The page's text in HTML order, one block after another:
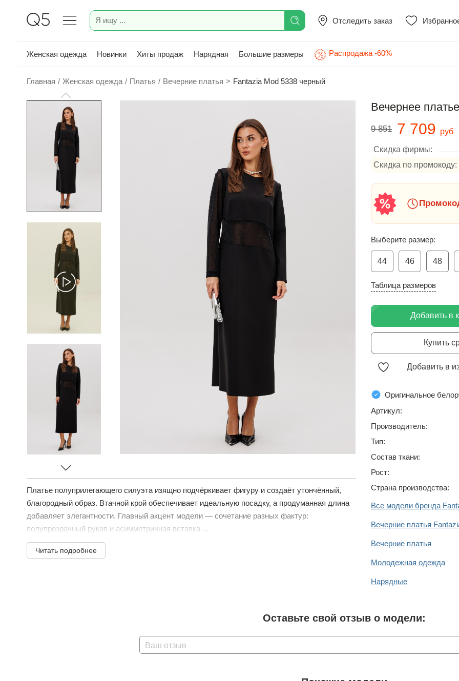
Отследить заказ
Женская одежда Новинки Хиты продаж Нарядная Большие размеры Распродажа -60%
Главная / Женская одежда / Платья / Вечерние платья > Fantazia Mod 5338 черный
Платье полуприлегающего силуэта изящно подчёркивает фигуру и создаёт утончённый,
благородный образ. Втачной крой обеспечивает идеальную посадку, а продуманная длина
добавляет элегантности. Главный акцент модели — сочетание разных фактур:
полупрозрачный рукав и асимметричная вставка ...
Читать подробнее
Вечернее
9 851 7 709 руб
Скидка фирмы:
Скидка по промокоду:
Выберите размер:
44 46 48
Таблица размеров
Добавить в
Купить
Добавить в
Оригинальное
Артикул:
Производитель:
Тип:
Состав ткани:
Рост:
Страна производства:
Все модели бренда
Вечерние платья
Вечерние платья
Молодежная одежда
Нарядные
Оставьте свой отзыв о модели:
Ваш отзыв